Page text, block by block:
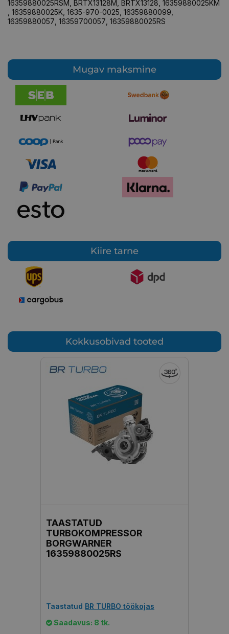
16359880025RSM BRTX13128M BRTX13128 16359880025KM
16359880025K 1635-970-0025 16359880099
16359880057 16359700057 16359880025RS
Mugav maksmine
Kiire tarne
Kokkusobivad tooted
TAASTATUD
TURBOKOMPRESSOR
BORGWARNER
16359880025RS
Taastatud BR TURBO töökojas
Saadavus: 8 tk.